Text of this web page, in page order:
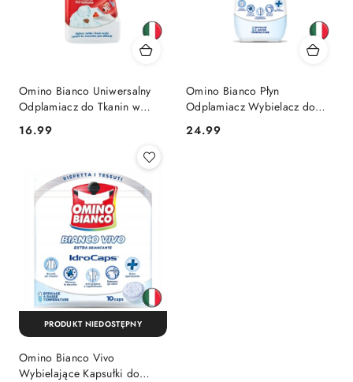
Omino Bianco Uniwersalny
Odplamiacz do Tkanin w
Płynie 500 ml (Włochy)
Cena:
16.99
Omino Bianco Płyn
Odplamiacz Wybielacz do
Prania Białych Rzeczy 900 ml
(Włochy)
Cena:
24.99
Omino Bianco Vivo
Wybielające Kapsułki do
PRODUKT NIEDOSTĘPNY